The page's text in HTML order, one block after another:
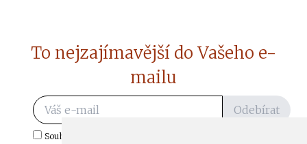
To nejzajímavější do Vašeho e-
mailu
Odebírat
Souhlasím s odběrem důležitých zpráv ze ČtiDoma.cz do mé e-